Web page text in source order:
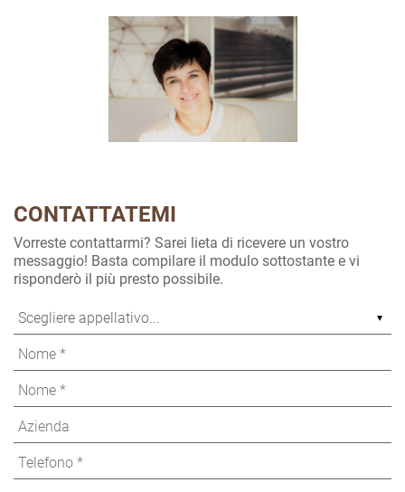
CONTATTATEMI
Vorreste contattarmi? Sarei lieta di ricevere un vostro
messaggio! Basta compilare il modulo sottostante e vi
risponderò il più presto possibile.